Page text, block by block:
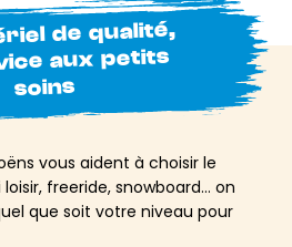
de qualité,
aux petits
soins
vous aident à choisir le
freeride, snowboard… on
que soit votre niveau pour